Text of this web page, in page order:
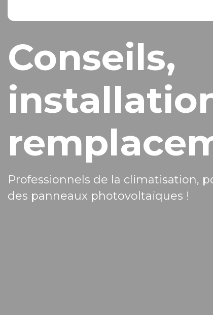
Conseils,
Professionnels de la climatisation,
des panneaux photovoltaïques !